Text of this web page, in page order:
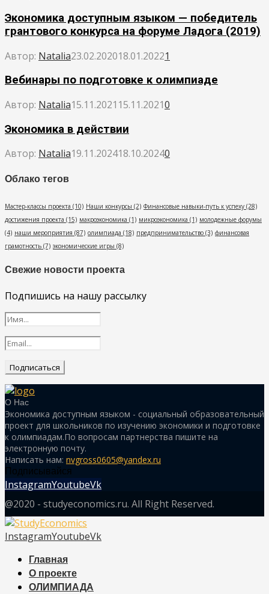
Экономика доступным языком — победитель
грантового конкурса на форуме Ладога (2019)
Автор: Natalia23.02.202018.01.20221
Вебинары по подготовке к олимпиаде
Автор: Natalia15.11.2021 15.11.20210
Экономика в действии
Автор: Natalia19.11.202418.10.20240
Облако тегов
Мастер-классы проекта (10) Наши конкурсы (2) Финансовые навыки-путь к успеху (28)
достижения проекта (15) макроэкономика (1) микроэкономика (1) молодежные форумы
(4) наши мероприятия (87) олимпиада (18) предпринимательство (3) финансовая
грамотность (7) экономические игры (8)
Свежие новости проекта
Подпишись на нашу рассылку
О Нас
Экономика доступным языком - социальный образовательный
проект для школьников по изучению экономики и подготовке
к олимпиадам.По вопросам партнерства пишите на
электронную почту.
Написать нам: nvgross0605@yandex.ru
Подписывайся
InstagramYoutubeVk
@2020 - studyeconomics.ru. All Right Reserved.
InstagramYoutubeVk
Главная
О проекте
ОЛИМПИАДА